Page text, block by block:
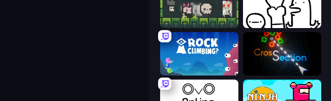
A Grim Chase I Don't Even Know
Rock Climbing? Crossection